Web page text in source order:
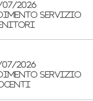
07/2026
servizio
07/2026
servizio